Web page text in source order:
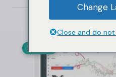
FOREX
Change
Close and do